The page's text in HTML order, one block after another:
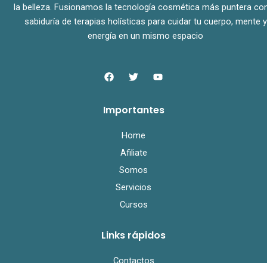
la belleza. Fusionamos la tecnología cosmética más puntera
sabiduría de terapias holísticas para cuidar tu cuerpo, mente y
energía en un mismo espacio
F
a
b
T
w
t
Y
o
u
Importantes
Home
Afiliate
Somos
Servicios
Cursos
Links rápidos
Contactos